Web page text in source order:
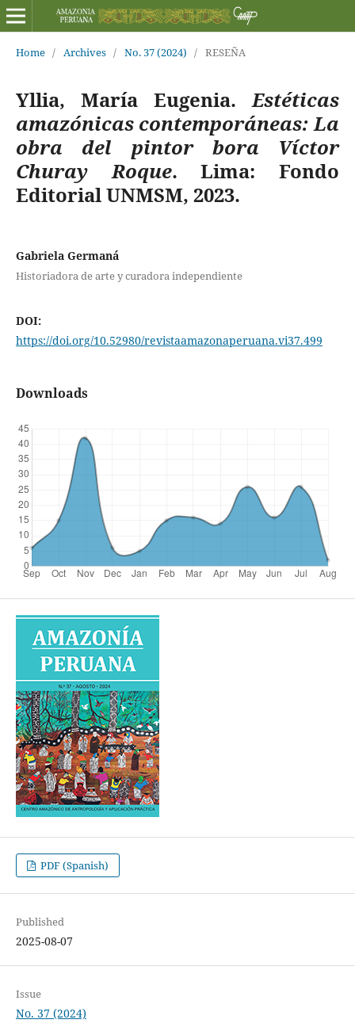
Home / Archives / No. 37 (2024) / RESEÑA
Yllia, María Eugenia.Estéticas
amazónicas contemporáneas: La
obra del pintor bora Víctor
Churay Roque. Lima: Fondo
Editorial UNMSM, 2023.
Gabriela Germaná
Historiadora de arte y curadora independiente
DOI:
https://doi.org/10.52980/revistaamazonaperuana.vi37.499
Downloads
PDF (Spanish)
Published
2025-08-07
Issue
No. 37 (2024)